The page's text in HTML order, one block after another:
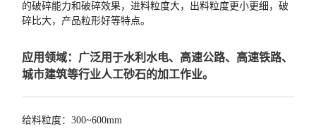
的破碎能力和破碎效果，进料粒度大，出料粒度更小更细，破
碎比大，产品粒形好等特点。
应用领域：广泛用于水利水电、高速公路、高速铁路、
城市建筑等行业人工砂石的加工作业。
给料粒度：300~600mm